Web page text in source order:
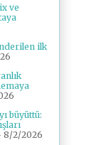
ve
ilk
büyüttü:
8/2/2026